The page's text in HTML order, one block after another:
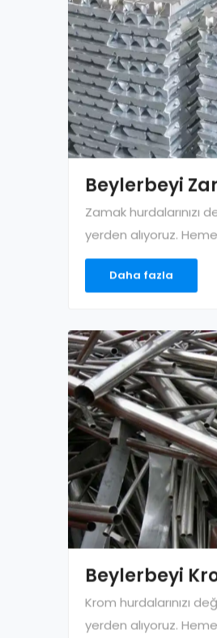
Beylerbeyi
Zamak hurdalarınızı
yerden alıyoruz.
Daha fazla
Beylerbeyi
Krom hurdalarınızı
yerden alıyoruz.